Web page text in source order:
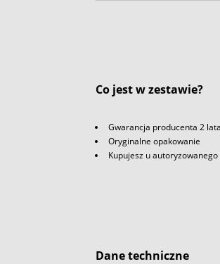
Co jest w zestawie?
Gwarancja producenta 2 lata
Oryginalne opakowanie
Kupujesz u
Dane techniczne